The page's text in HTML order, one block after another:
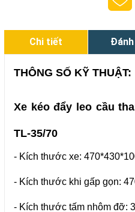
Chi tiết
THÔNG SỐ KỸ THUẬT:
Xe kéo đẩy leo cầu
TL-35/70
- Kích thước xe:
- Kích thước khi gấp gọn:
- Kích thước tấm nhôm đỡ: